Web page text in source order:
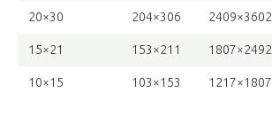
20×30 204×306 2409×3602
15×21 153×211 1807×2492
10×15 103×153 1217×1807